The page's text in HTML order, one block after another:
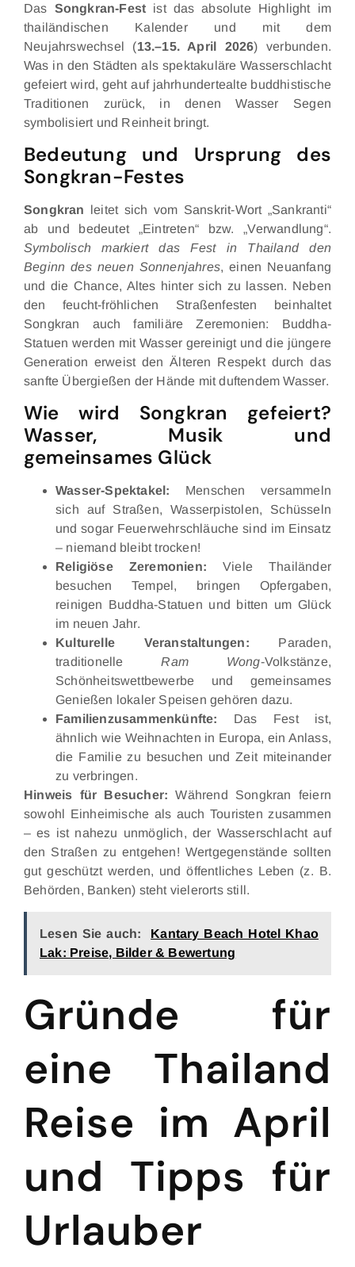
Das Songkran-Fest ist das absolute Highlight im
thailändischen Kalender und mit dem
Neujahrswechsel (13.–15. April 2026) verbunden.
Was in den Städten als spektakuläre Wasserschlacht
gefeiert wird, geht auf jahrhundertealte buddhistische
Traditionen zurück, in denen Wasser Segen
symbolisiert und Reinheit bringt.
Bedeutung und Ursprung des
Songkran-Festes
Songkran leitet sich vom Sanskrit-Wort „Sankranti“
ab und bedeutet „Eintreten“ bzw. „Verwandlung“.
Symbolisch markiert das Fest in Thailand den
Beginn des neuen Sonnenjahres, einen Neuanfang
und die Chance, Altes hinter sich zu lassen. Neben
den feucht-fröhlichen Straßenfesten beinhaltet
Songkran auch familiäre Zeremonien: Buddha-
Statuen werden mit Wasser gereinigt und die jüngere
Generation erweist den Älteren Respekt durch das
sanfte Übergießen der Hände mit duftendem Wasser.
Wie wird Songkran gefeiert?
Wasser, Musik und
gemeinsames Glück
Wasser-Spektakel: Menschen versammeln
sich auf Straßen, Wasserpistolen, Schüsseln
und sogar Feuerwehrschläuche sind im Einsatz
– niemand bleibt trocken!
Religiöse Zeremonien: Viele Thailänder
besuchen Tempel, bringen Opfergaben,
reinigen Buddha-Statuen und bitten um Glück
im neuen Jahr.
Kulturelle Veranstaltungen: Paraden,
traditionelleRam Wong-Volkstänze,
Schönheitswettbewerbe und gemeinsames
Genießen lokaler Speisen gehören dazu.
Familienzusammenkünfte: Das Fest ist,
ähnlich wie Weihnachten in Europa, ein Anlass,
die Familie zu besuchen und Zeit miteinander
zu verbringen.
Hinweis für Besucher: Während Songkran feiern
sowohl Einheimische als auch Touristen zusammen
– es ist nahezu unmöglich, der Wasserschlacht auf
den Straßen zu entgehen! Wertgegenstände sollten
gut geschützt werden, und öffentliches Leben (z. B.
Behörden, Banken) steht vielerorts still.
Lesen Sie auch:
Kantary Beach Hotel Khao
Lak: Preise, Bilder & Bewertung
Gründe für
eine Thailand
Reise im April
und Tipps für
Urlauber